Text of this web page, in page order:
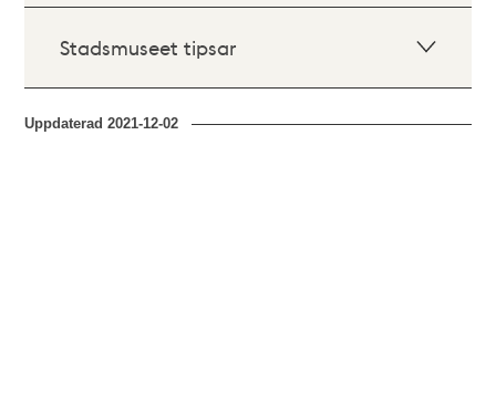
Stadsmuseet tipsar
Uppdaterad2021-12-02